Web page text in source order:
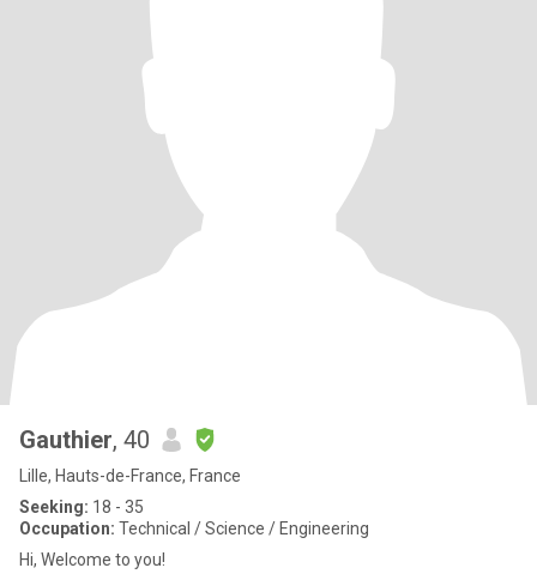
Gauthier, 40
Lille, Hauts-de-France, France
Seeking: 18 - 35
Occupation: Technical / Science / Engineering
Hi, Welcome to you!